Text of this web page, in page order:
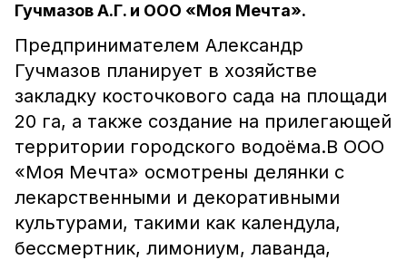
Гучмазов А.Г. и ООО «Моя Мечта».
Предпринимателем Александр
Гучмазов планирует в хозяйстве
закладку косточкового сада на площади
20 га, а также создание на прилегающей
территории городского водоёма.В ООО
«Моя Мечта» осмотрены делянки с
лекарственными и декоративными
культурами, такими как календула,
бессмертник, лимониум, лаванда,